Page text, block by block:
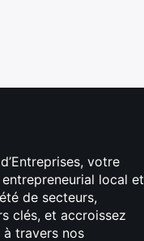
votre
local et
de secteurs,
clés, et accroissez
travers nos